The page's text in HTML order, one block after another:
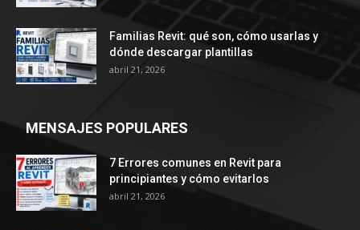
Familias Revit: qué son, cómo usarlas y
dónde descargar plantillas
abril 21, 2026
MENSAJES POPULARES
7 Errores comunes en Revit para
principiantes y cómo evitarlos
abril 21, 2026